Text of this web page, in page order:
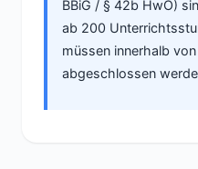
BBiG / § 42b HwO)
ab 200
müssen innerhalb
abgeschlossen